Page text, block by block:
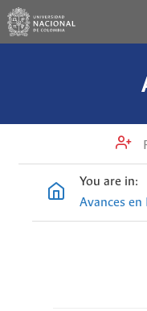
You are in:
Avances en